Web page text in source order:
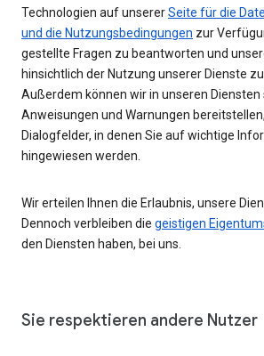
Technologien auf unsererSeite für die
und die Nutzungsbedingungen zur
gestellte Fragen zu beantworten und
hinsichtlich der Nutzung unserer Dienste
Außerdem können wir in unseren Diensten
Anweisungen und Warnungen
Dialogfelder, in denen Sie auf wichtige
hingewiesen werden.
Wir erteilen Ihnen die Erlaubnis, unsere
Dennoch verbleiben die geistigen
den Diensten haben, bei uns.
Sie respektieren andere Nutzer